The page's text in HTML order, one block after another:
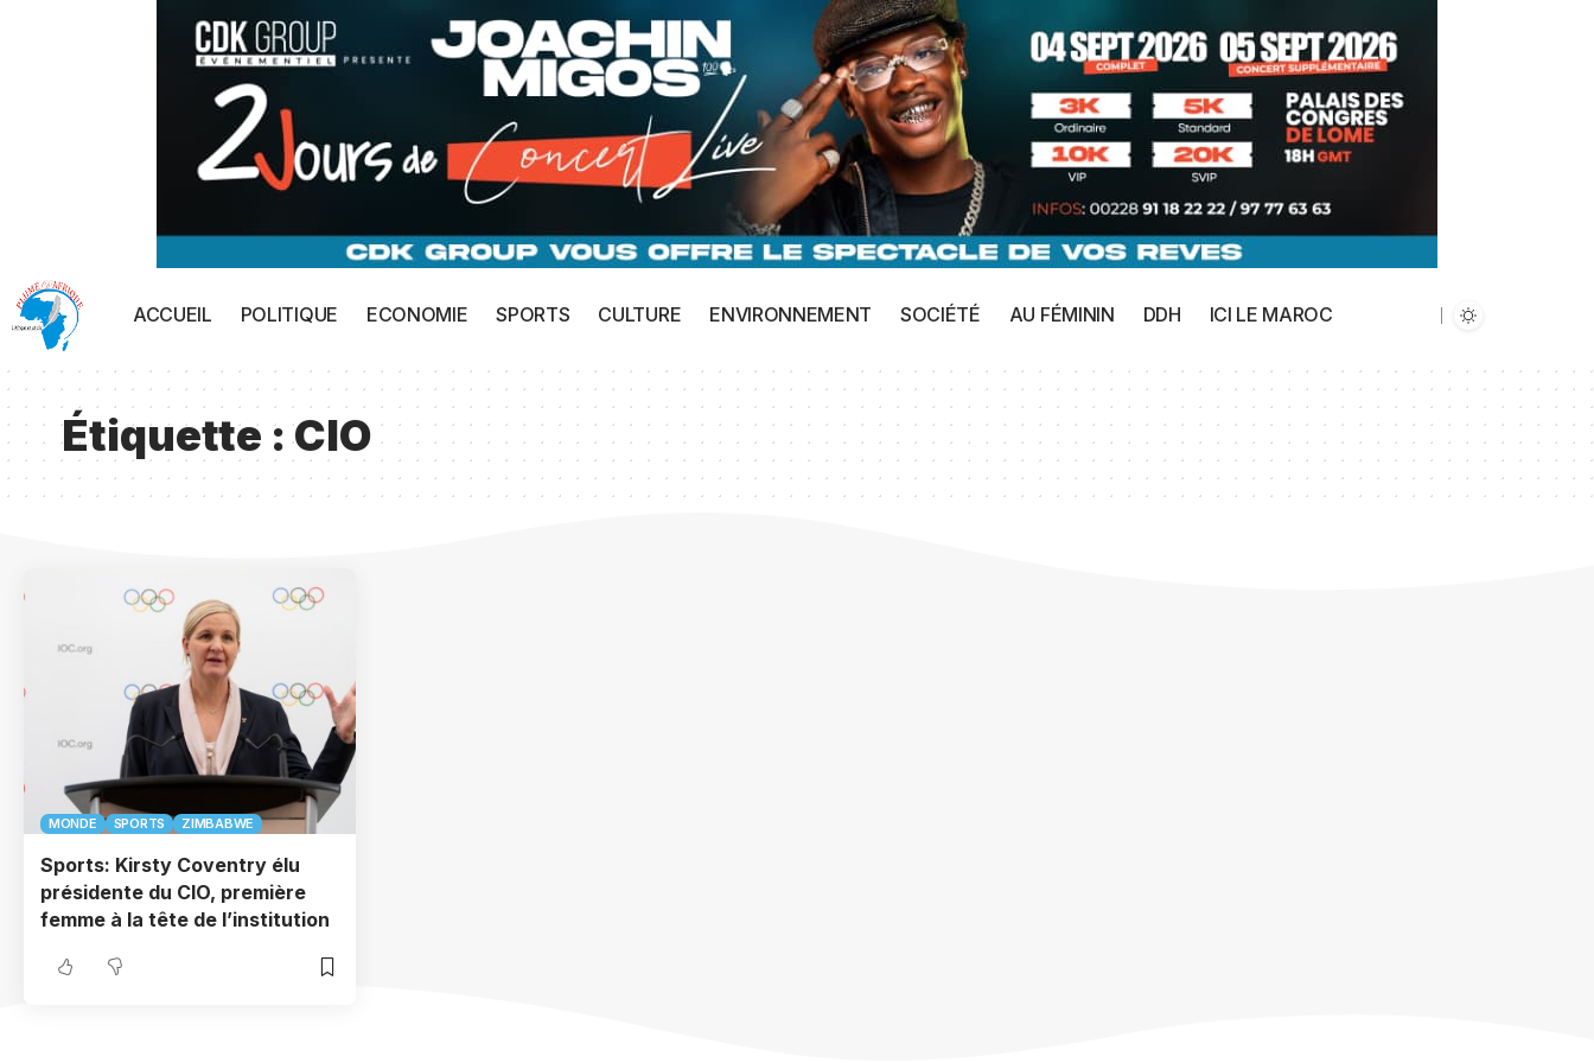
ACCUEIL POLITIQUE ECONOMIE SPORTS CULTURE ENVIRONNEMENT SOCIÉTÉ AU FÉMININ DDH ICI LE MAROC
Étiquette :CIO
MONDE SPORTS ZIMBABWE
Sports: Kirsty Coventry élu
présidente du CIO, première
femme à la tête de l’institution